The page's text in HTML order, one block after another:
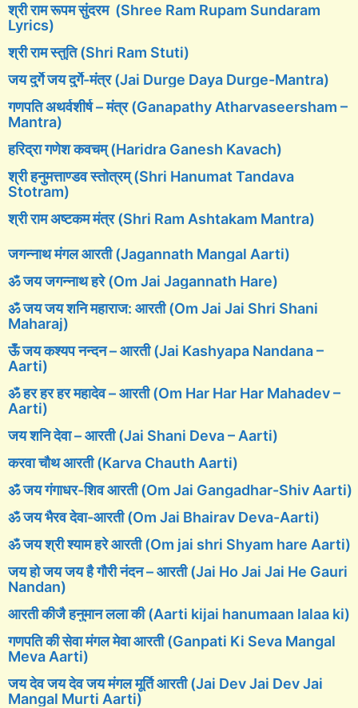
श्री राम रूपम सुंदरम (Shree Ram Rupam Sundaram
Lyrics)
श्री राम स्तुति (Shri Ram Stuti)
जय दुर्गे जय दुर्गे-मंत्र (Jai Durge Daya Durge-Mantra)
गणपति अथर्वशीर्ष – मंत्र (Ganapathy Atharvaseersham –
Mantra)
हरिद्रा गणेश कवचम् (Haridra Ganesh Kavach)
श्री हनुमत्ताण्डव स्तोत्रम् (Shri Hanumat Tandava
Stotram)
श्री राम अष्टकम मंत्र (Shri Ram Ashtakam Mantra)
जगन्नाथ मंगल आरती (Jagannath Mangal Aarti)
ॐ जय जगन्नाथ हरे (Om Jai Jagannath Hare)
ॐ जय जय शनि महाराज: आरती (Om Jai Jai Shri Shani
Maharaj)
ऊँ जय कश्यप नन्दन – आरती (Jai Kashyapa Nandana –
Aarti)
ॐ हर हर हर महादेव – आरती (Om Har Har Har Mahadev –
Aarti)
जय शनि देवा – आरती (Jai Shani Deva – Aarti)
करवा चौथ आरती (Karva Chauth Aarti)
ॐ जय गंगाधर-शिव आरती (Om Jai Gangadhar-Shiv Aarti)
ॐ जय भैरव देवा-आरती (Om Jai Bhairav Deva-Aarti)
ॐ जय श्री श्याम हरे आरती (Om jai shri Shyam hare Aarti)
जय हो जय जय है गौरी नंदन – आरती (Jai Ho Jai Jai He Gauri
Nandan)
आरती कीजै हनुमान लला की (Aarti kijai hanumaan lalaa ki)
गणपति की सेवा मंगल मेवा आरती (Ganpati Ki Seva Mangal
Meva Aarti)
जय देव जय देव जय मंगल मूर्ति आरती (Jai Dev Jai Dev Jai
Mangal Murti Aarti)